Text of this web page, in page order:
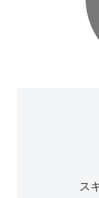
ス